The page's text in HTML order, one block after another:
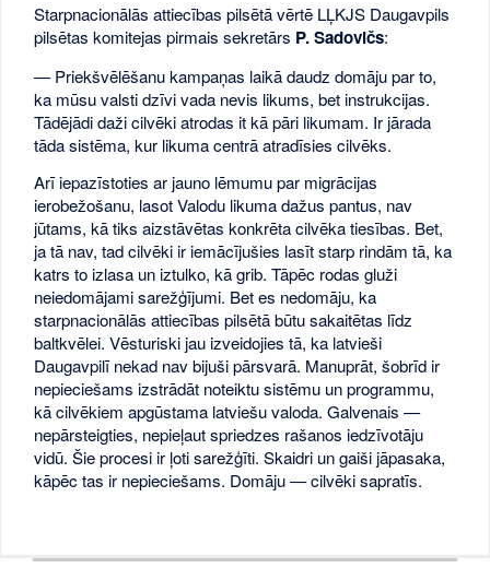
Starpnacionālās attiecības pilsētā vērtē LĻKJS Daugavpils
pilsētas komitejas pirmais sekretārs P. Sadovičs:
— Priekšvēlēšanu kampaņas laikā daudz domāju par to,
ka mūsu valsti dzīvi vada nevis likums, bet instrukcijas.
Tādējādi daži cilvēki atrodas it kā pāri likumam. Ir jārada
tāda sistēma, kur likuma centrā atradīsies cilvēks.
Arī iepazīstoties ar jauno lēmumu par migrācijas
ierobežošanu, lasot Valodu likuma dažus pantus, nav
jūtams, kā tiks aizstāvētas konkrēta cilvēka tiesības. Bet,
ja tā nav, tad cilvēki ir iemācījušies lasīt starp rindām tā, ka
katrs to izlasa un iztulko, kā grib. Tāpēc rodas gluži
neiedomājami sarežģījumi. Bet es nedomāju, ka
starpnacionālās attiecības pilsētā būtu sakaitētas līdz
baltkvēlei. Vēsturiski jau izveidojies tā, ka latvieši
Daugavpilī nekad nav bijuši pārsvarā. Manuprāt, šobrīd ir
nepieciešams izstrādāt noteiktu sistēmu un programmu,
kā cilvēkiem apgūstama latviešu valoda. Galvenais —
nepārsteigties, nepieļaut spriedzes rašanos iedzīvotāju
vidū. Šie procesi ir ļoti sarežģīti. Skaidri un gaiši jāpasaka,
kāpēc tas ir nepieciešams. Domāju — cilvēki sapratīs.